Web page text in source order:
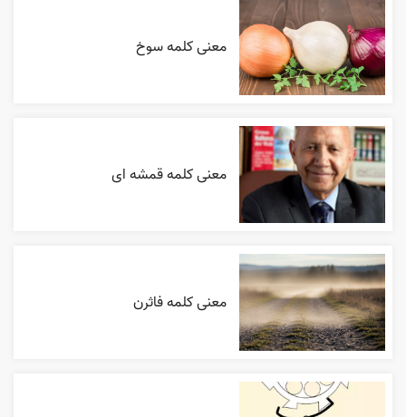
معنی کلمه سوخ
معنی کلمه قمشه ای
معنی کلمه فاثرن